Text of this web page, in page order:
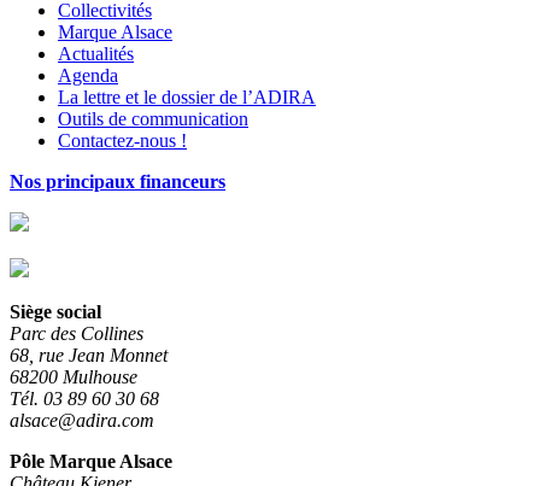
Collectivités
Marque Alsace
Actualités
Agenda
La lettre et le dossier de l’ADIRA
Outils de communication
Contactez-nous !
Nos principaux financeurs
Siège social
Parc des Collines
68, rue Jean Monnet
68200 Mulhouse
Tél. 03 89 60 30 68
alsace@adira.com
Pôle Marque Alsace